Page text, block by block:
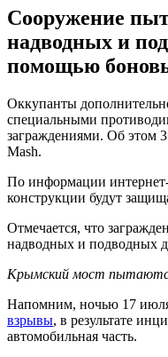
Сооружение
надводных и
помощью
Оккупанты
специальными
заграждениями. Об этом
Mash.
По информации
конструкции будут
Отмечается, что
надводных и подводных
Крымский мост
Напомним, ночью 17
взрывы, в результате
автомобильная часть.